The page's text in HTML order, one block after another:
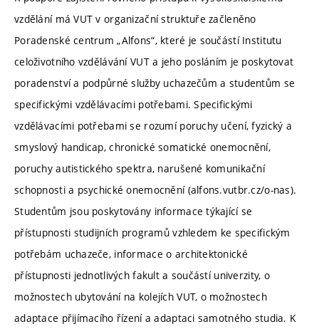
vzdělání má VUT v organizační struktuře začleněno
Poradenské centrum „Alfons“, které je součástí Institutu
celoživotního vzdělávání VUT a jeho posláním je poskytovat
poradenství a podpůrné služby uchazečům a studentům se
specifickými vzdělávacími potřebami. Specifickými
vzdělávacími potřebami se rozumí poruchy učení, fyzický a
smyslový handicap, chronické somatické onemocnění,
poruchy autistického spektra, narušené komunikační
schopnosti a psychické onemocnění (alfons.vutbr.cz/o-nas).
Studentům jsou poskytovány informace týkající se
přístupnosti studijních programů vzhledem ke specifickým
potřebám uchazeče, informace o architektonické
přístupnosti jednotlivých fakult a součástí univerzity, o
možnostech ubytování na kolejích VUT, o možnostech
adaptace přijímacího řízení a adaptaci samotného studia. K